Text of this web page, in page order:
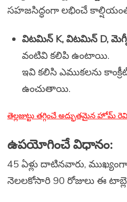
సహజసిద్ధంగా లభించే
విటమిన్ K, విటమిన్ D,
వంటివి కలిపి ఉంటాయి.
ఇవి కలిసి ఎముకలను
ఉంచుతాయి.
తెల్లజుట్టు తగ్గించే అద్భుతమైన హోమ్
ఉపయోగించే విధానం:
45 ఏళ్లు దాటినవారు,
నెలలకోసారి 90 రోజులు ఈ